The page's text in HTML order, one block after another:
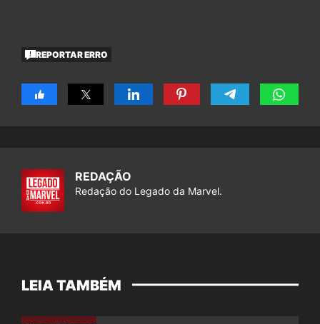
REPORTAR ERRO
REDAÇÃO
Redação do Legado da Marvel.
LEIA TAMBÉM